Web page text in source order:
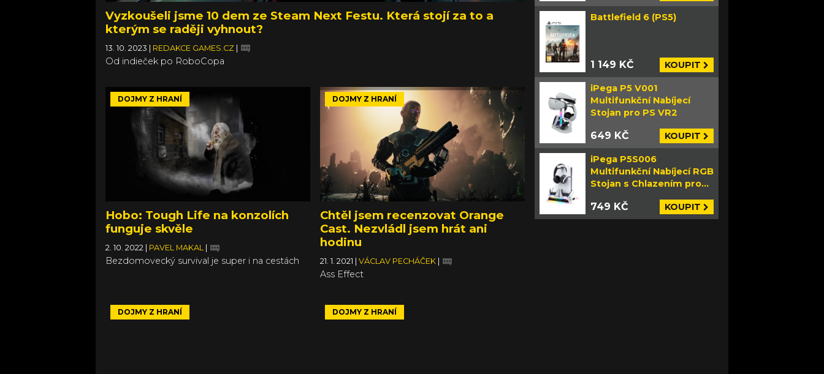
Vyzkoušeli jsme 10 dem ze Steam Next Festu. Která stojí za to a
kterým se raději vyhnout?
13. 10. 2023 | REDAKCE GAMES.CZ |
Od indieček po RoboCopa
DOJMY Z HRANÍ
Hobo: Tough Life na konzolích
funguje skvěle
2. 10. 2022 PAVEL MAKAL
Bezdomovecký survival je super i na cestách
DOJMY Z HRANÍ
Chtěl jsem recenzovat Orange
Cast. Nezvládl jsem hrát ani
hodinu
21. 1. 2021 VÁCLAV PECHÁČEK
Ass Effect
DOJMY Z HRANÍ DOJMY Z HRANÍ
Battlefield 6 (PS5)
1 149 KČ KOUPIT
iPega P5 V001
Multifunkční Nabíjecí
Stojan pro PS VR2
649 KČ KOUPIT
iPega P5S006
Multifunkční Nabíjecí RGB
Stojan s Chlazením pro
749 KČ KOUPIT